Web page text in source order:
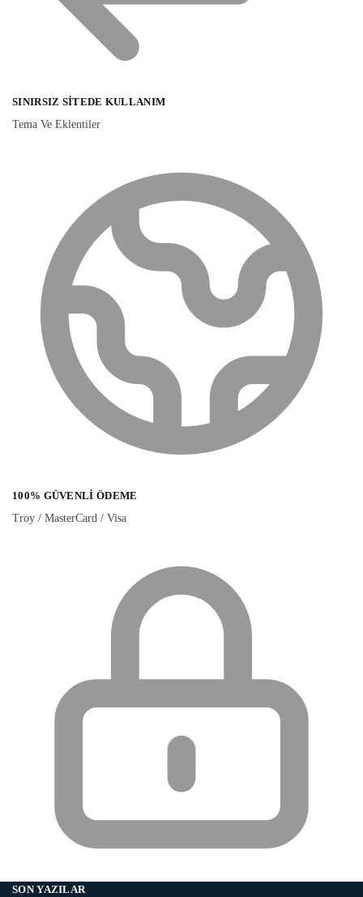
SINIRSIZ SITEDE KULLANIM
Tema Ve Eklentiler
100% GÜVENLI ÖDEME
Troy / MasterCard / Visa
SON YAZILAR